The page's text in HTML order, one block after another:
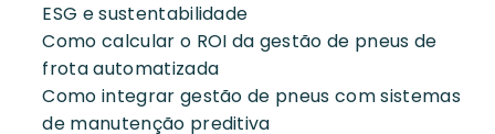
ESG e sustentabilidade
Como calcular o ROI da gestão de pneus de
frota automatizada
Como integrar gestão de pneus com sistemas
de manutenção preditiva